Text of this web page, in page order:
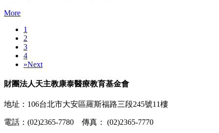
More
1
2
3
4
»Next
財團法人天主教康泰醫療教育基金會
地址：106台北市大安區羅斯福路三段245號11樓
電話：(02)2365-7780 傳真： (02)2365-7770